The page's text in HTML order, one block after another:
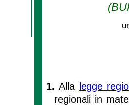
1.Alla legge
regionali in